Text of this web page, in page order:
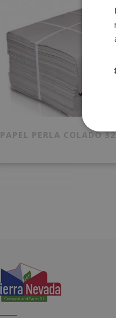
PAPEL PERLA COLADO